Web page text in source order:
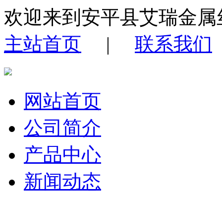
欢迎来到安平县艾瑞金
主站首页 | 联系我们
网站首页
公司简介
产品中心
新闻动态